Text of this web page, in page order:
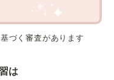
づく審査があります
は